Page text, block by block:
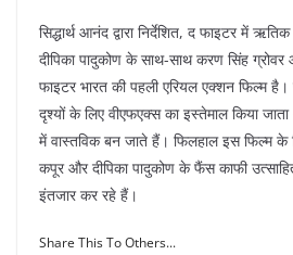
सिद्धार्थ आनंद द्वारा निर्देशित, द फाइटर में
दीपिका पादुकोण के साथ-साथ करण सिंह
फाइटर भारत की पहली एरियल एक्शन फिल्म
दृश्यों के लिए वीएफएक्स का इस्तेमाल किया
में वास्तविक बन जाते हैं। फिलहाल इस फिल्म
कपूर और दीपिका पादुकोण के फैंस काफी
इंतजार कर रहे हैं।
Share This To Others...